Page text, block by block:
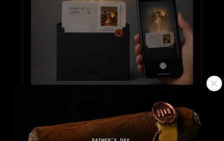
加購「照片會動起來的 AR 實境卡」
掃描照片，即可播放專屬影片